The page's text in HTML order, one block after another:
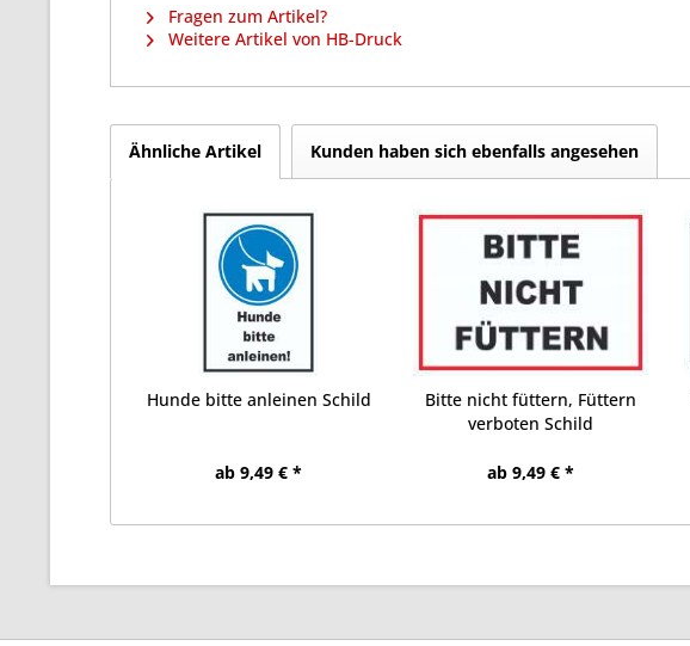
Fragen zum Artikel?
Weitere Artikel von HB-Druck
Ähnliche Artikel Kunden haben sich ebenfalls angesehen
Hunde bitte anleinen Schild
ab 9,49 € *
Bitte nicht füttern, Füttern
verboten Schild
ab 9,49 € *